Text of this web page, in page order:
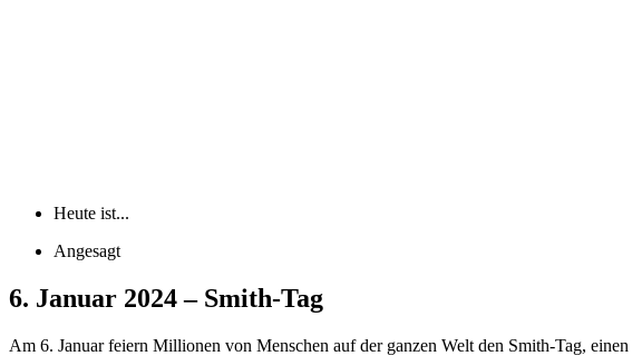
Heute ist...
Angesagt
6. Januar 2024 – Smith-Tag
Am 6. Januar feiern Millionen von Menschen auf der ganzen Welt den Smith-Tag,